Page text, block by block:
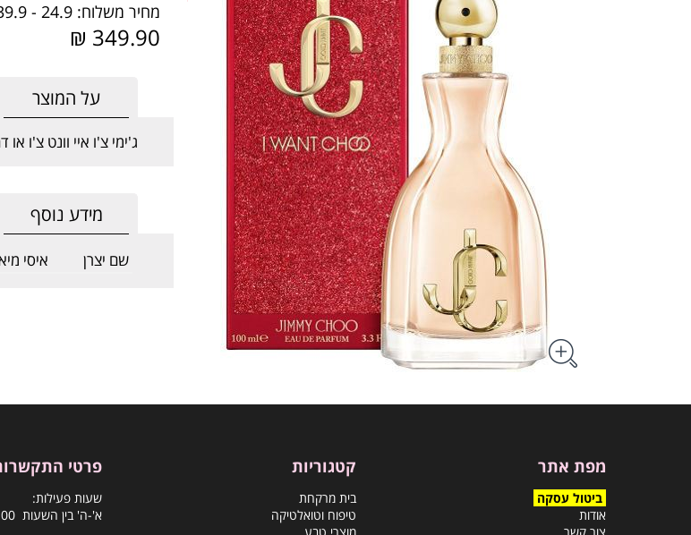
מחיר משלוח: 24.9 - 39.9 ₪
349.90 ₪
על המוצר
ג'ימי צ'ו איי וונט צ'ו או דה פרפיום
מידע נוסף
שם יצרן איסי
מפת אתר
ביטול עסקה
אודות
קטגוריות
בית מרקחת
טיפוח וטואלטיקה
פרטי
שעות פעילות:
א'-ה' בין השעות 10:00-17:00